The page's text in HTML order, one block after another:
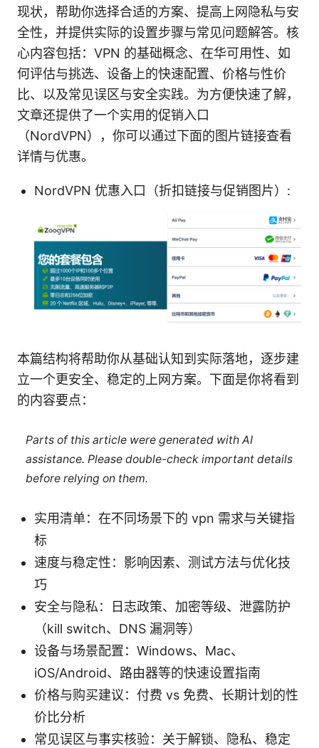
现状，帮助你选择合适的方案、提高上网隐私与安
全性，并提供实际的设置步骤与常见问题解答。核
心内容包括：VPN 的基础概念、在华可用性、如
何评估与挑选、设备上的快速配置、价格与性价
比、以及常见误区与安全实践。为方便快速了解，
文章还提供了一个实用的促销入口
（NordVPN），你可以通过下面的图片链接查看
详情与优惠。
NordVPN 优惠入口（折扣链接与促销图片）:
本篇结构将帮助你从基础认知到实际落地，逐步建
立一个更安全、稳定的上网方案。下面是你将看到
的内容要点：
Parts of this article were generated with AI
assistance. Please double-check important details
before relying on them.
实用清单：在不同场景下的 vpn 需求与关键指
标
速度与稳定性：影响因素、测试方法与优化技
巧
安全与隐私：日志政策、加密等级、泄露防护
（kill switch、DNS 漏洞等）
设备与场景配置：Windows、Mac、
iOS/Android、路由器等的快速设置指南
价格与购买建议：付费 vs 免费、长期计划的性
价比分析
常见误区与事实核验：关于解锁、隐私、稳定